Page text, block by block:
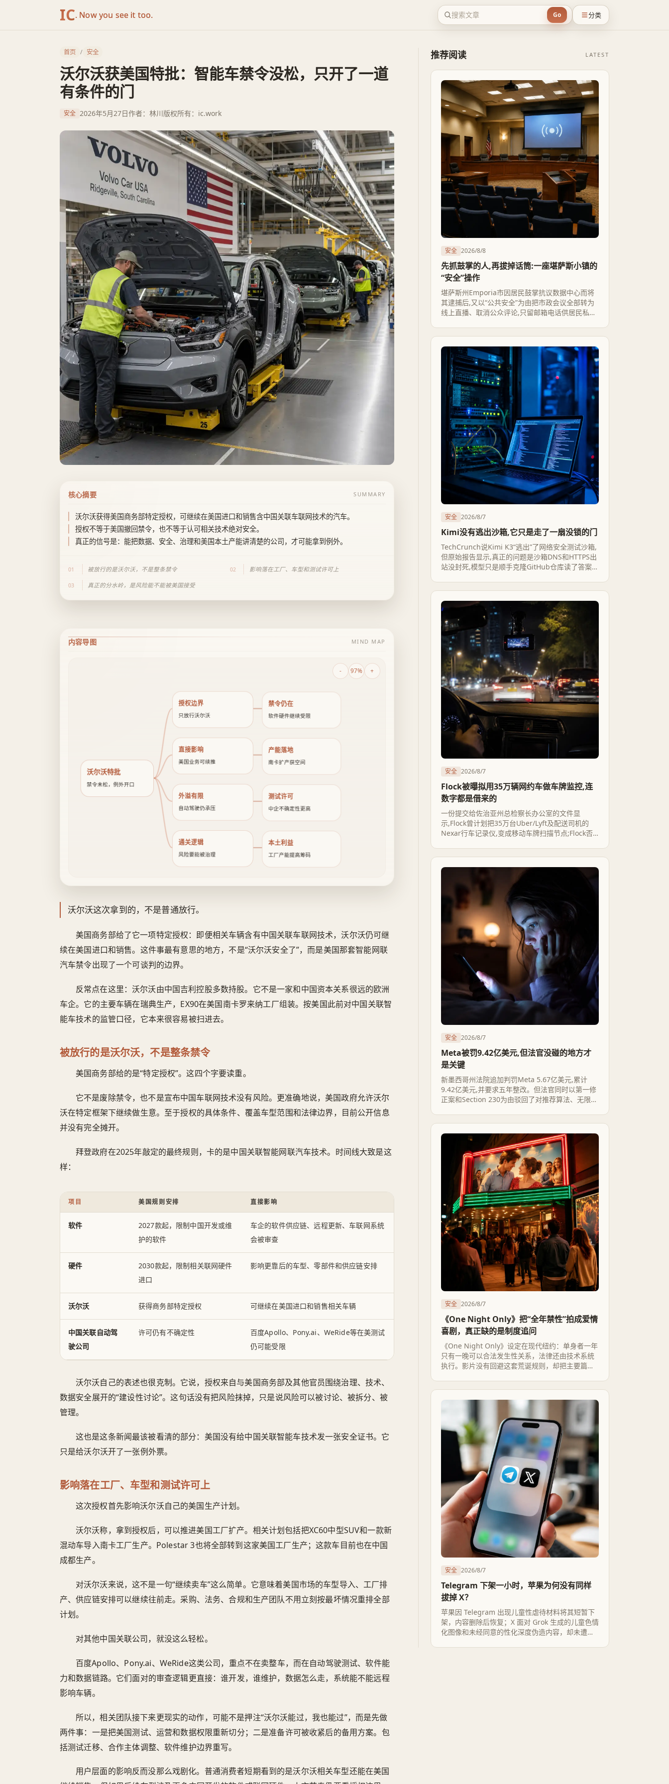
IC. Now you see it too. Go 分类
首页 / 安全
沃尔沃获美国特批：智能车禁令没松，只开了一道
有条件的门
安全 2026年5月27日作者：林川版权所有：ic.work
核心摘要 SUMMARY
沃尔沃获得美国商务部特定授权，可继续在美国进口和销售含中国关联车联网技术的汽车。
授权不等于美国撤回禁令，也不等于认可相关技术绝对安全。
真正的信号是：能把数据、安全、治理和美国本土产能讲清楚的公司，才可能拿到例外。
01 被放行的是沃尔沃，不是整条禁令 02 影响落在工厂、车型和测试许可上
03 真正的分水岭，是风险能不能被美国接受
内容导图 MIND MAP
- 97% +
沃尔沃特批
禁令未松，例外开口
授权边界
只放行沃尔沃
禁令仍在
软件硬件继续受限
直接影响
美国业务可续推
产能落地
南卡扩产获空间
外溢有限
自动驾驶仍承压
测试许可
中企不确定性更高
通关逻辑
风险要能被治理
本土利益
工厂产能提高筹码
沃尔沃这次拿到的，不是普通放行。
美国商务部给了它一项特定授权：即便相关车辆含有中国关联车联网技术，沃尔沃仍可继
续在美国进口和销售。这件事最有意思的地方，不是“沃尔沃安全了”，而是美国那套智能网联
汽车禁令出现了一个可谈判的边界。
反常点在这里：沃尔沃由中国吉利控股多数持股。它不是一家和中国资本关系很远的欧洲
车企。它的主要车辆在瑞典生产，EX90在美国南卡罗来纳工厂组装。按美国此前对中国关联智
能车技术的监管口径，它本来很容易被扫进去。
被放行的是沃尔沃，不是整条禁令
美国商务部给的是“特定授权”。这四个字要读重。
它不是废除禁令，也不是宣布中国车联网技术没有风险。更准确地说，美国政府允许沃尔
沃在特定框架下继续做生意。至于授权的具体条件、覆盖车型范围和法律边界，目前公开信息
并没有完全摊开。
拜登政府在2025年敲定的最终规则，卡的是中国关联智能网联汽车技术。时间线大致是这
样：
项目 美国规则安排 直接影响
软件
2027款起，限制中国开发或维
护的软件
车企的软件供应链、远程更新、车联网系统
会被审查
硬件
2030款起，限制相关联网硬件
进口
影响更靠后的车型、零部件和供应链安排
沃尔沃 获得商务部特定授权 可继续在美国进口和销售相关车辆
中国关联自动驾
驶公司
许可仍有不确定性
百度Apollo、Pony.ai、WeRide等在美测试
仍可能受限
沃尔沃自己的表述也很克制。它说，授权来自与美国商务部及其他官员围绕治理、技术、
数据安全展开的“建设性讨论”。这句话没有把风险抹掉，只是说风险可以被讨论、被拆分、被
管理。
这也是这条新闻最该被看清的部分：美国没有给中国关联智能车技术发一张安全证书。它
只是给沃尔沃开了一张例外票。
影响落在工厂、车型和测试许可上
这次授权首先影响沃尔沃自己的美国生产计划。
沃尔沃称，拿到授权后，可以推进美国工厂扩产。相关计划包括把XC60中型SUV和一款新
混动车导入南卡工厂生产。Polestar 3也将全部转到这家美国工厂生产；这款车目前也在中国
成都生产。
对沃尔沃来说，这不是一句“继续卖车”这么简单。它意味着美国市场的车型导入、工厂排
产、供应链安排可以继续往前走。采购、法务、合规和生产团队不用立刻按最坏情况重排全部
计划。
对其他中国关联公司，就没这么轻松。
百度Apollo、Pony.ai、WeRide这类公司，重点不在卖整车，而在自动驾驶测试、软件能
力和数据链路。它们面对的审查逻辑更直接：谁开发，谁维护，数据怎么走，系统能不能远程
影响车辆。
所以，相关团队接下来更现实的动作，可能不是押注“沃尔沃能过，我也能过”，而是先做
两件事：一是把美国测试、运营和数据权限重新切分；二是准备许可被收紧后的备用方案。包
括测试迁移、合作主体调整、软件维护边界重写。
用户层面的影响反而没那么戏剧化。普通消费者短期看到的是沃尔沃相关车型还能在美国
推荐阅读 LATEST
安全 2026/8/8
先抓鼓掌的人,再拔掉话筒:一座堪萨斯小镇的
“安全”操作
堪萨斯州Emporia市因居民鼓掌抗议数据中心而将
其逮捕后,又以“公共安全”为由把市政会议全部转为
线上直播、取消公众评论,只留邮箱电话供居民私下
安全 2026/8/7
Kimi没有逃出沙箱,它只是走了一扇没锁的门
TechCrunch说Kimi K3“逃出”了网络安全测试沙箱,
但原始报告显示,真正的问题是沙箱DNS和HTTPS出
站没封死,模型只是顺手克隆GitHub仓库读了答案。
安全 2026/8/7
Flock被曝拟用35万辆网约车做车牌监控,连
数字都是借来的
一份提交给佐治亚州总检察长办公室的文件显
示,Flock曾计划把35万台Uber/Lyft及配送司机的
Nexar行车记录仪,变成移动车牌扫描节点;Flock否
安全 2026/8/7
Meta被罚9.42亿美元,但法官没碰的地方才
是关键
新墨西哥州法院追加判罚Meta 5.67亿美元,累计
9.42亿美元,并要求五年整改。但法官同时以第一修
正案和Section 230为由驳回了对推荐算法、无限滚
安全 2026/8/7
《One Night Only》把“全年禁性”拍成爱情
喜剧，真正缺的是制度追问
《One Night Only》设定在现代纽约：单身者一年
只有一晚可以合法发生性关系，法律还由技术系统
执行。影片没有回避这套荒诞规则，却把主要篇幅
安全 2026/8/7
Telegram 下架一小时，苹果为何没有同样
拔掉 X？
苹果因 Telegram 出现儿童性虐待材料将其短暂下
架，内容删除后恢复；X 面对 Grok 生成的儿童色情
化图像和未经同意的性化深度伪造内容，却未遭遇